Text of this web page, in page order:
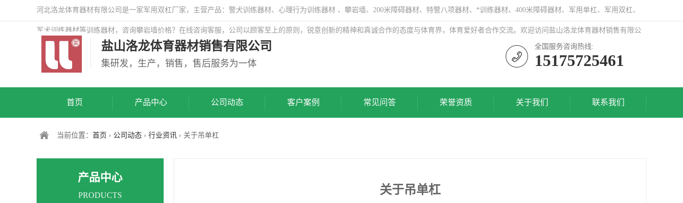
河北洛龙体育器材有限公司是一家军用双杠厂家，主营产品：警犬训练器材、心理行为训练器材 、攀岩墙、200米障碍器材、特警八项器材、*训练器材、400米障碍器材、军用单杠、军用双杠、
军犬训练器材等训练器材，咨询攀岩墙价格？在线咨询客服，公司以顾客至上的原则，锐意创新的精神和真诚合作的态度与体育界，体育爱好者合作交流。欢迎访问盐山洛龙体育器材销售有限公
盐山洛龙体育器材销售有限公司
集研发，生产，销售，售后服务为一体
全国服务咨询热线:
15175725461
首页 产品中心 公司动态 客户案例 常见问答 荣誉资质 关于我们 联系我们
当前位置： 首页 › 公司动态 › 行业资讯 › 关于吊单杠
关于吊单杠
产品中心
PRODUCTS